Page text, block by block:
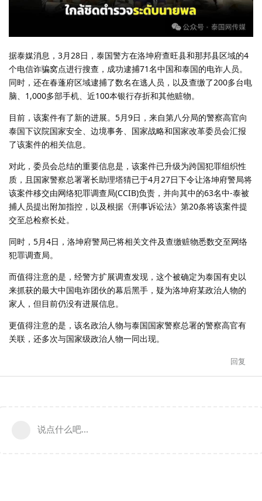
据泰媒消息，3月28日，泰国警方在洛坤府查旺县和那邦县区域的4
个电信诈骗窝点进行搜查，成功逮捕71名中国和泰国的电诈人员。
同时，还在春蓬府区域逮捕了数名在逃人员，以及查缴了200多台电
脑、1,000多部手机、近100本银行存折和其他赃物。
目前，该案件有了新的进展。5月9日，来自第八分局的警察高官向
泰国下议院国家安全、边境事务、国家战略和国家改革委员会汇报
了该案件的相关信息。
对此，委员会总结的重要信息是，该案件已升级为跨国犯罪组织性
质，且国家警察总署署长助理塔猜已于4月27日下令让洛坤府警局将
该案件移交由网络犯罪调查局(CCIB)负责，并向其中的63名中-泰被
捕人员提出附加指控，以及根据《刑事诉讼法》第20条将该案件提
交至总检察长处。
同时，5月4日，洛坤府警局已将相关文件及查缴赃物悉数交至网络
犯罪调查局。
而值得注意的是，经警方扩展调查发现，这个被确定为泰国有史以
来抓获的最大中国电诈团伙的幕后黑手，疑为洛坤府某政治人物的
家人，但目前仍没有进展信息。
更值得注意的是，该名政治人物与泰国国家警察总署的警察高官有
关联，还多次与国家级政治人物一同出现。
回复
说点什么吧...